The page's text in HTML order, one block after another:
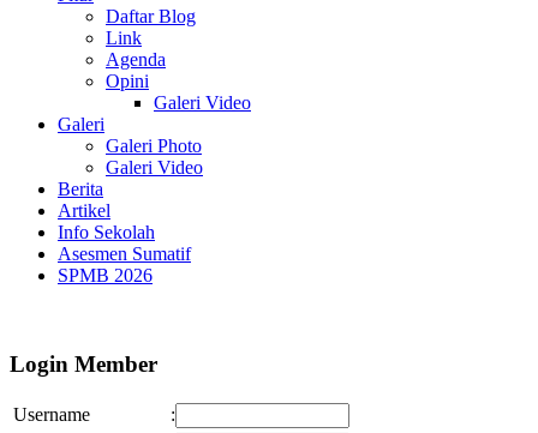
Daftar Blog
Link
Agenda
Opini
Galeri Video
Galeri
Galeri Photo
Galeri Video
Berita
Artikel
Info Sekolah
Asesmen Sumatif
SPMB 2026
Login Member
Username
: